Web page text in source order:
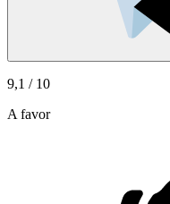
9,1 / 10
A favor